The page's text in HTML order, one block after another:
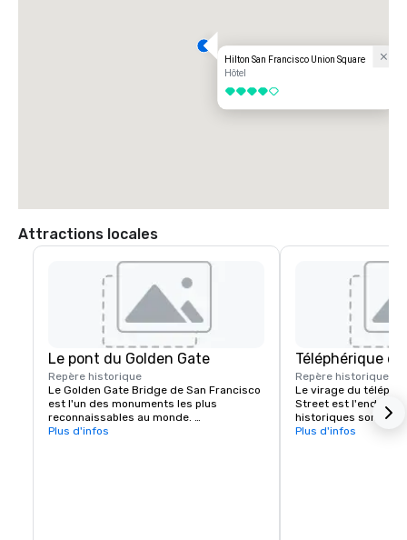
Hilton San Francisco Union Square
Hôtel
4 sur 5
Attractions locales
Le pont du Golden Gate
Repère historique
Le Golden Gate Bridge de San Francisco
est l'un des monuments les plus
reconnaissables au monde.
L'emblématique pont suspendu est
Plus d'infos
Téléphérique
Repère historique
Le virage du
Street est l'endroit
historiques sont
pour changer de
Plus d'infos